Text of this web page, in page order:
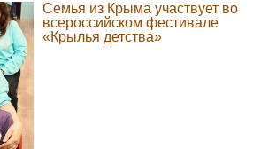
Семья из Крыма участвует во
всероссийском фестивале
«Крылья детства»